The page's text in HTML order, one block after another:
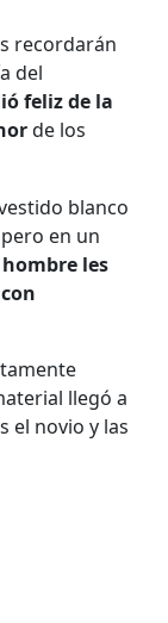
recordarán
del
feliz de la
de los
blanco
en un
les
llegó a
el novio y las